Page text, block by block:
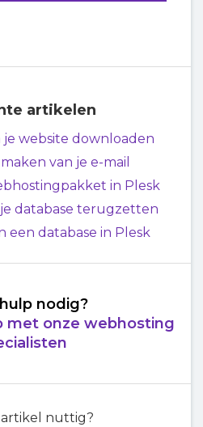
artikelen
website downloaden
van je e-mail
in Plesk
database terugzetten
een database in Plesk
nodig?
met onze webhosting
artikel nuttig?